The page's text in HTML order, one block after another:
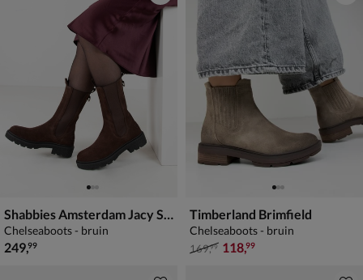
Shabbies Amsterdam Jacy Shelley
Chelseaboots - bruin
€ 249,99
249,99
Timberland Brimfield
Chelseaboots - bruin
van € 169,99 voor € 118,99
169,99 118,99